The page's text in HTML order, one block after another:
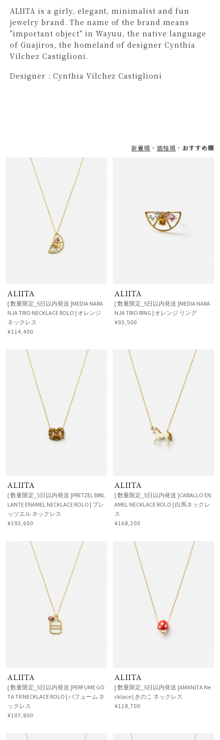
ALIITA is a girly, elegant, minimalist and fun
jewelry brand. The name of the brand means
"important object" in Wayuu, the native language
of Guajiros, the homeland of designer Cynthia
Vilchez Castiglioni.
Designer : Cynthia Vilchez Castiglioni
新着順 価格順 おすすめ順
ALIITA
[ 数量限定_5日以内発送 ]MEDIA NARA
NJA TRIO NECKLACE ROLO | オレンジ
ネックレス
¥114,400
ALIITA
[ 数量限定_5日以内発送 ]MEDIA NARA
NJA TRIO RING | オレンジ リング
¥93,500
ALIITA
[ 数量限定_5日以内発送 ]PRETZEL BRIL
LANTE ENAMEL NECKLACE ROLO | プレ
ッツエル ネックレス
¥193,600
ALIITA
[ 数量限定_5日以内発送 ]CABALLO EN
AMEL NECKLACE ROLO | 白馬ネックレ
ス
¥168,300
ALIITA
[ 数量限定_5日以内発送 ]PERFUME GO
TA TR NECKLACE ROLO | パフューム ネ
ックレス
¥107,800
ALIITA
[ 数量限定_5日以内発送 ]AMANITA Ne
cklace | きのこ ネックレス
¥128,700